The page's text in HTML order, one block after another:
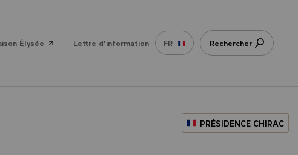
Élysée Lettre d'information FR Rechercher
PRÉSIDENCE CHIRAC